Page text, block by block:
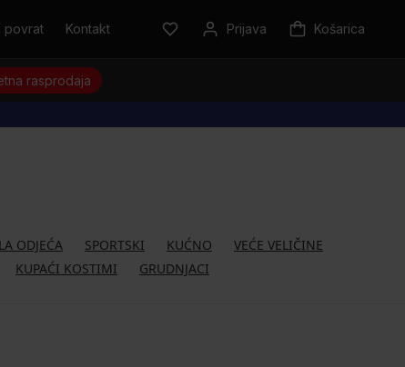
povrat Kontakt Prijava Košarica
rasprodaja
ODJEĆA SPORTSKI KUĆNO
VEĆE VELIČINE
KUPAĆI KOSTIMI GRUDNJACI